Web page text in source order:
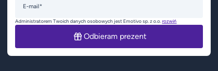
E-mail*
Administratorem Twoich danych osobowych jest Emotivo sp. z o.o.rozwiń
Odbieram prezent